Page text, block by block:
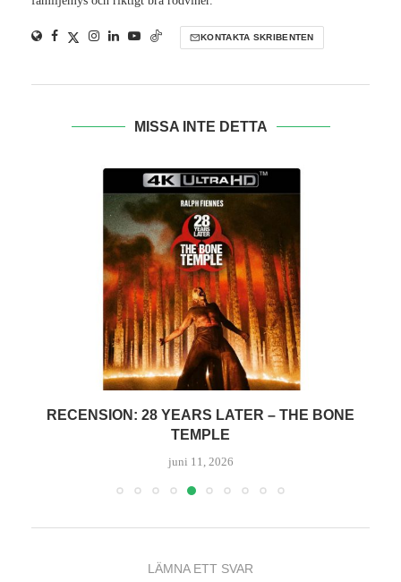
KONTAKTA SKRIBENTEN
MISSA INTE DETTA
RECENSION: 28 YEARS LATER – THE BONE
TEMPLE
juni 11, 2026
LÄMNA ETT SVAR